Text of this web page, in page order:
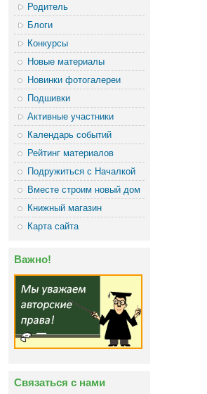
Родитель
Блоги
Конкурсы
Новые материалы
Новинки фотогалереи
Подшивки
Активные участники
Календарь событий
Рейтинг материалов
Подружиться с Началкой
Вместе строим новый дом
Книжный магазин
Карта сайта
Важно!
Связаться с нами